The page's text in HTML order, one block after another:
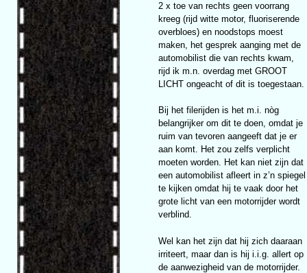
2 x toe van rechts geen voorrang
kreeg (rijd witte motor, fluoriserende
overbloes) en noodstops moest
maken, het gesprek aanging met de
automobilist die van rechts kwam,
rijd ik m.n. overdag met GROOT
LICHT ongeacht of dit is toegestaan.
Bij het filerijden is het m.i. nòg
belangrijker om dit te doen, omdat je
ruim van tevoren aangeeft dat je er
aan komt. Het zou zelfs verplicht
moeten worden. Het kan niet zijn dat
een automobilist afleert in z’n spiegel
te kijken omdat hij te vaak door het
grote licht van een motorrijder wordt
verblind.
Wel kan het zijn dat hij zich daaraan
irriteert, maar dan is hij i.i.g. allert op
de aanwezigheid van de motorrijder.